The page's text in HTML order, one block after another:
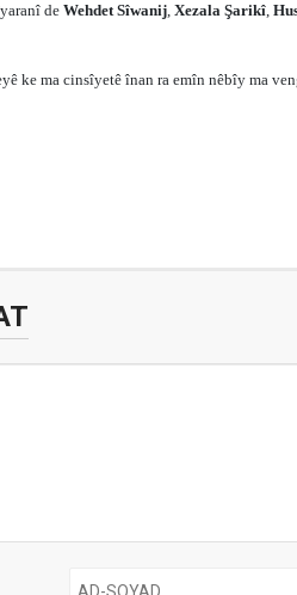
de Wehdet Sîwanij, Xezala Şarikî,
ke ma cinsîyetê înan ra emîn nêbîy ma